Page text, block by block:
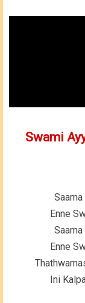
Swami
Enne
Enne
Ini